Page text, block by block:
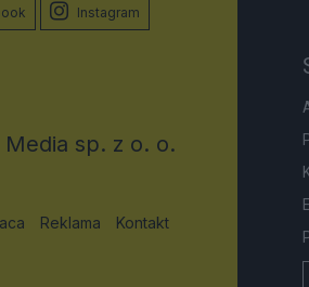
Instagram
sp. z o. o.
Reklama Kontakt